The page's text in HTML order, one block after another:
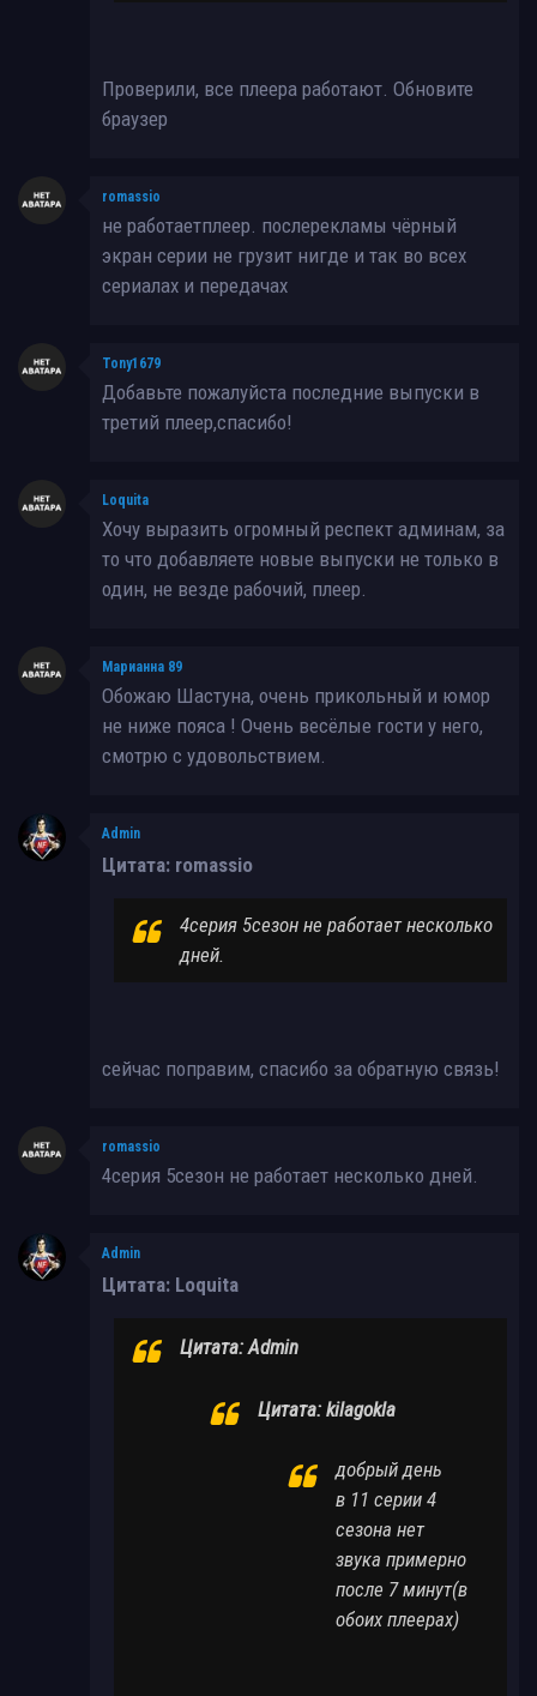
Проверили, все плеера работают. Обновите
браузер
romassio
не работаетплеер. послерекламы чёрный
экран серии не грузит нигде и так во всех
сериалах и передачах
Tony1679
Добавьте пожалуйста последние выпуски в
третий плеер,спасибо!
Loquita
Хочу выразить огромный респект админам, за
то что добавляете новые выпуски не только в
один, не везде рабочий, плеер.
Марианна 89
Обожаю Шастуна, очень прикольный и юмор
не ниже пояса ! Очень весёлые гости у него,
смотрю с удовольствием.
Admin
Цитата: romassio
4серия 5сезон не работает несколько
дней.
сейчас поправим, спасибо за обратную связь!
romassio
4серия 5сезон не работает несколько дней.
Admin
Цитата: Loquita
Цитата: Admin
Цитата: kilagokla
добрый день
в 11 серии 4
сезона нет
звука примерно
после 7 минут(в
обоих плеерах)